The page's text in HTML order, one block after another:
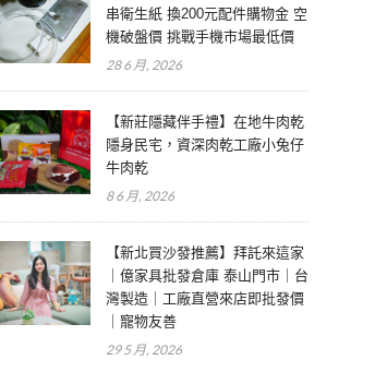
串衛生紙 換200元配件購物金 空
機破盤價 挑戰手機市場最低價
28 6 月, 2026
【新莊隱藏伴手禮】在地牛肉乾
隱身民宅，資深肉乾工廠小兔仔
牛肉乾
8 6 月, 2026
【新北買沙發推薦】拜託來這家
｜億家具批發倉庫 泰山門市｜台
灣製造｜工廠直營來店即批發價
｜寵物友善
29 5 月, 2026